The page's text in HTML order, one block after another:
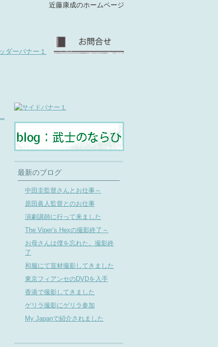
近藤康成のホームページ
最新のブログ
中田圭監督さんとお仕事～
原田眞人監督とのお仕事
演劇講師に行って来ました
The Viper’s Hexの撮影終了～
お母さんは僕を忘れた。撮影終
了
和服にて宣材撮影してきました
東京フィアンセのDVDを入手
香港で撮影してきました
ゲリラ撮影にゲリラ参加
My Japanで紹介されました